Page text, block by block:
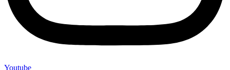
Youtube